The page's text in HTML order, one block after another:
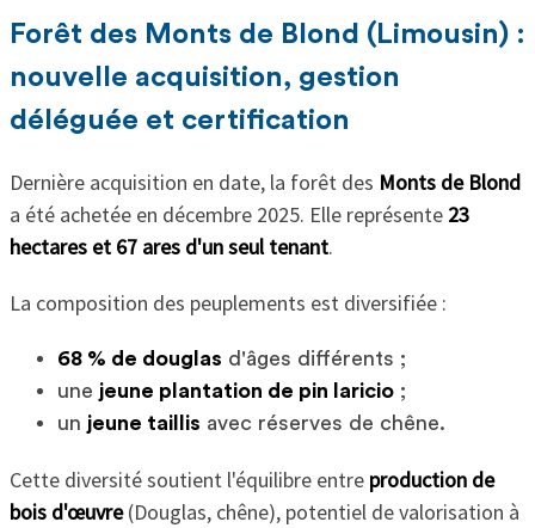
Forêt des Monts de Blond (Limousin) :
nouvelle acquisition, gestion
déléguée et certification
Dernière acquisition en date, la forêt des Monts de Blond
a été achetée en décembre 2025. Elle représente 23
hectares et 67 ares d'un seul tenant.
La composition des peuplements est diversifiée :
68 % de douglas d'âges différents ;
une jeune plantation de pin laricio;
un jeune taillis avec réserves de chêne.
Cette diversité soutient l'équilibre entre production de
bois d'œuvre(Douglas, chêne), potentiel de valorisation à